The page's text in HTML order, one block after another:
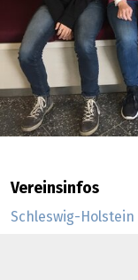
Vereinsinfos
Schleswig-Holstein